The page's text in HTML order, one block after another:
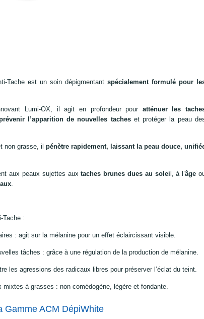
Tache est un soin dépigmentant spécialement formulé pour
Lumi-OX, il agit en profondeur pouratténuer les
l’apparition de nouvelles tacheset protéger la peau
non grasse, il pénètre rapidement, laissant la peau douce,
aux peaux sujettes auxtaches brunes dues au soleil, à l’âge
Tache :
: agit sur la mélanine pour un effet éclaircissant visible.
tâches : grâce à une régulation de la production de mélanine.
les agressions des radicaux libres pour préserver l’éclat du teint.
mixtes à grasses : non comédogène, légère et fondante.
Gamme ACM DépiWhite